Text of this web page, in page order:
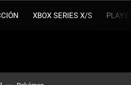
XBOX SERIES X/S